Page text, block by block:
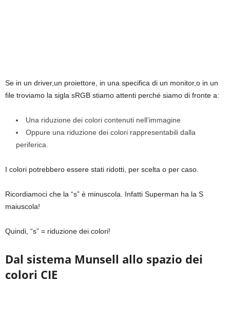
Se in un driver,un proiettore, in una specifica di un monitor,o in un
file troviamo la sigla sRGB stiamo attenti perché siamo di fronte a:
Una riduzione dei colori contenuti nell’immagine
Oppure una riduzione dei colori rappresentabili dalla
periferica.
I colori potrebbero essere stati ridotti, per scelta o per caso.
Ricordiamoci che la “s” è minuscola. Infatti Superman ha la S
maiuscola!
Quindi, “s” = riduzione dei colori!
Dal sistema Munsell allo spazio dei
colori CIE